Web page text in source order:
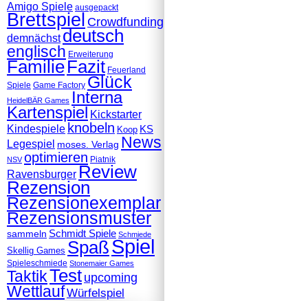
Amigo Spiele ausgepackt
Brettspiel Crowdfunding
demnächst deutsch
englisch Erweiterung
FamilieFazit Feuerland
Spiele Game Factory Glück
HeidelBÄR Games Interna
Kartenspiel Kickstarter
Kindespiele knobeln Koop KS
Legespiel moses. Verlag News
NSV optimieren Piatnik
RavensburgerReview
Rezension
Rezensionexemplar
Rezensionsmuster
sammeln Schmidt Spiele Schmiede
Skellig Games SpaßSpiel
Spieleschmiede Stonemaier Games
TaktikTest upcoming
WettlaufWürfelspiel